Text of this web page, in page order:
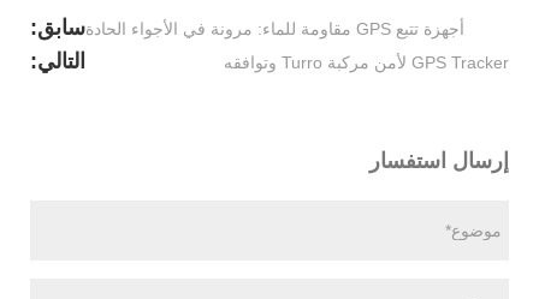
سابق: أجهزة تتبع GPS مقاومة للماء: مرونة في الأجواء الحادة
التالي: GPS Tracker لأمن مركبة Turro وتوافقه
إرسال استفسار